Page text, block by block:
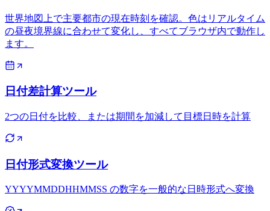
世界地図上で主要都市の現在時刻を確認。色はリアルタイム
の昼夜境界線に合わせて変化し、すべてブラウザ内で動作し
ます。
日付差計算ツール
2つの日付を比較、または期間を加減して目標日時を計算
日付形式変換ツール
YYYYMMDDHHMMSS の数字を一般的な日時形式へ変換